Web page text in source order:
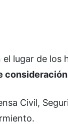
lugar de
Civil,